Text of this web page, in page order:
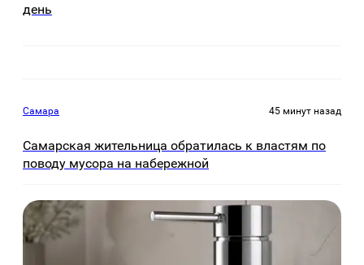
день
Самара 45 минут назад
Самарская жительница обратилась к властям по
поводу мусора на набережной